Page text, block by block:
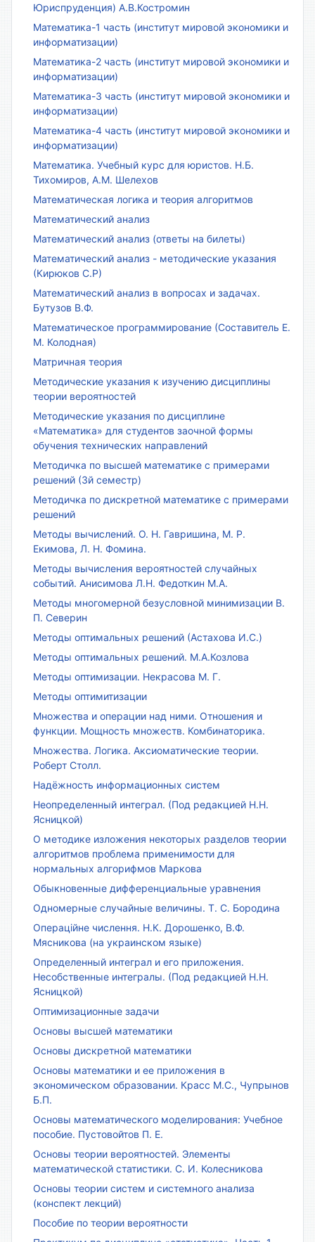
Юриспруденция) А.В.Костромин
Математика-1 часть (институт мировой экономики и
информатизации)
Математика-2 часть (институт мировой экономики и
информатизации)
Математика-3 часть (институт мировой экономики и
информатизации)
Математика-4 часть (институт мировой экономики и
информатизации)
Математика. Учебный курс для юристов. Н.Б.
Тихомиров, А.М. Шелехов
Математическая логика и теория алгоритмов
Математический анализ
Математический анализ (ответы на билеты)
Математический анализ - методические указания
(Кирюков С.Р)
Математический анализ в вопросах и задачах.
Бутузов В.Ф.
Математическое программирование (Составитель Е.
М. Колодная)
Матричная теория
Методические указания к изучению дисциплины
теории вероятностей
Методические указания по дисциплине
«Математика» для студентов заочной формы
обучения технических направлений
Методичка по высшей математике с примерами
решений (3й семестр)
Методичка по дискретной математике с примерами
решений
Методы вычислений. О. Н. Гавришина, М. Р.
Екимова, Л. Н. Фомина.
Методы вычисления вероятностей случайных
событий. Анисимова Л.Н. Федоткин М.А.
Методы многомерной безусловной минимизации В.
П. Северин
Методы оптимальных решений (Астахова И.С.)
Методы оптимальных решений. М.А.Козлова
Методы оптимизации. Некрасова М. Г.
Методы оптимитизации
Множества и операции над ними. Отношения и
функции. Мощность множеств. Комбинаторика.
Множества. Логика. Аксиоматические теории.
Роберт Столл.
Надёжность информационных систем
Неопределенный интеграл. (Под редакцией Н.Н.
Ясницкой)
О методике изложения некоторых разделов теории
алгоритмов проблема применимости для
нормальных алгорифмов Маркова
Обыкновенные дифференциальные уравнения
Одномерные случайные величины. Т. С. Бородина
Операційне числення. Н.К. Дорошенко, В.Ф.
Мясникова (на украинском языке)
Определенный интеграл и его приложения.
Несобственные интегралы. (Под редакцией Н.Н.
Ясницкой)
Оптимизационные задачи
Основы высшей математики
Основы дискретной математики
Основы математики и ее приложения в
экономическом образовании. Красс М.С., Чупрынов
Б.П.
Основы математического моделирования: Учебное
пособие. Пустовойтов П. Е.
Основы теории вероятностей. Элементы
математической статистики. С. И. Колесникова
Основы теории систем и системного анализа
(конспект лекций)
Пособие по теории вероятности